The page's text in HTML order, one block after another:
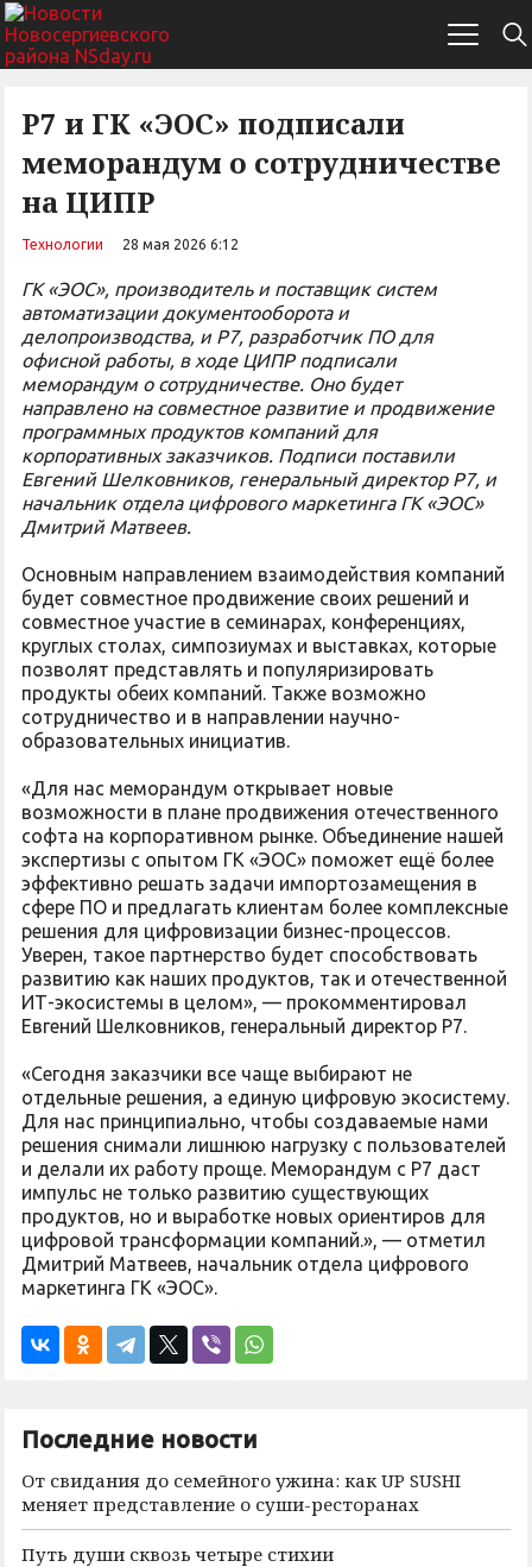
Р7 и ГК «ЭОС» подписали
меморандум о сотрудничестве
на ЦИПР
Технологии 28 мая 2026 6:12
ГК «ЭОС», производитель и поставщик систем
автоматизации документооборота и
делопроизводства, и Р7, разработчик ПО для
офисной работы, в ходе ЦИПР подписали
меморандум о сотрудничестве. Оно будет
направлено на совместное развитие и продвижение
программных продуктов компаний для
корпоративных заказчиков. Подписи поставили
Евгений Шелковников, генеральный директор Р7, и
начальник отдела цифрового маркетинга ГК «ЭОС»
Дмитрий Матвеев.
Основным направлением взаимодействия компаний
будет совместное продвижение своих решений и
совместное участие в семинарах, конференциях,
круглых столах, симпозиумах и выставках, которые
позволят представлять и популяризировать
продукты обеих компаний. Также возможно
сотрудничество и в направлении научно-
образовательных инициатив.
«Для нас меморандум открывает новые
возможности в плане продвижения отечественного
софта на корпоративном рынке. Объединение нашей
экспертизы с опытом ГК «ЭОС» поможет ещё более
эффективно решать задачи импортозамещения в
сфере ПО и предлагать клиентам более комплексные
решения для цифровизации бизнес-процессов.
Уверен, такое партнерство будет способствовать
развитию как наших продуктов, так и отечественной
ИТ-экосистемы в целом», — прокомментировал
Евгений Шелковников, генеральный директор Р7.
«Сегодня заказчики все чаще выбирают не
отдельные решения, а единую цифровую экосистему.
Для нас принципиально, чтобы создаваемые нами
решения снимали лишнюю нагрузку с пользователей
и делали их работу проще. Меморандум с Р7 даст
импульс не только развитию существующих
продуктов, но и выработке новых ориентиров для
цифровой трансформации компаний.», — отметил
Дмитрий Матвеев, начальник отдела цифрового
маркетинга ГК «ЭОС».
Последние новости
От свидания до семейного ужина: как UP SUSHI
меняет представление о суши-ресторанах
Путь души сквозь четыре стихии